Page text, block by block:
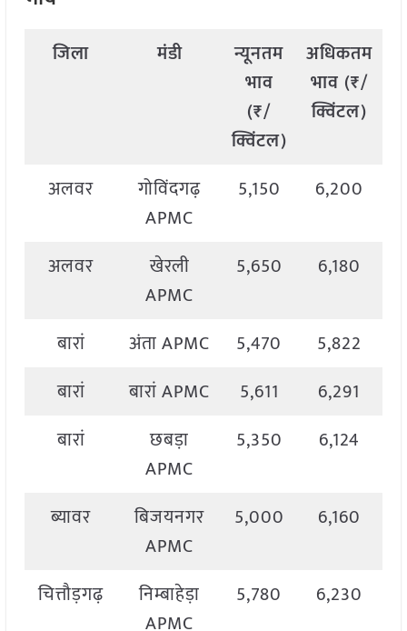
जिला मंडी
न्यूनतम
भाव
(₹/
क्विंटल)
अधिकतम
भाव (₹/
क्विंटल)
अलवर
गोविंदगढ़
APMC
5,150 6,200
अलवर
खेरली
APMC
5,650 6,180
बारां अंता APMC 5,470 5,822
बारां
बारां APMC 5,611 6,291
बारां
छबड़ा
APMC
5,350 6,124
ब्यावर
बिजयनगर
APMC
5,000 6,160
चित्तौड़गढ़
निम्बाहेड़ा
APMC
5,780 6,230